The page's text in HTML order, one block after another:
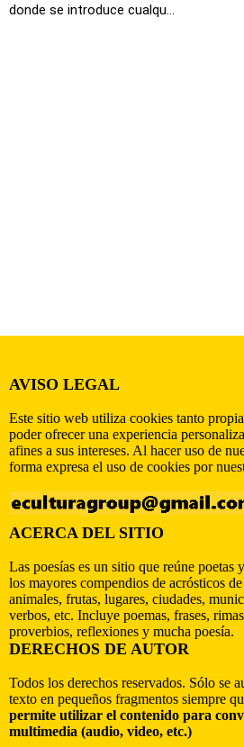
donde se introduce cualqu...
AVISO LEGAL
Este sitio web utiliza cookies tanto
poder ofrecer una experiencia
afines a sus intereses. Al hacer uso de
forma expresa el uso de cookies por
ACERCA DEL SITIO
Las poesías es un sitio que reúne poetas
los mayores compendios de acrósticos
animales, frutas, lugares, ciudades,
verbos, etc. Incluye poemas, frases,
proverbios, reflexiones y mucha poesía.
DERECHOS DE AUTOR
Todos los derechos reservados. Sólo se
texto en pequeños fragmentos siempre
permite utilizar el contenido para
multimedia (audio, video, etc.)